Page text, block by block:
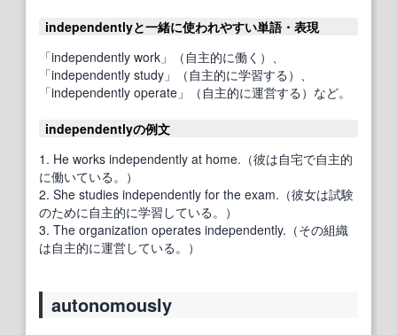
independentlyと一緒に使われやすい単語・表現
「independently work」（自主的に働く）、
「independently study」（自主的に学習する）、
「independently operate」（自主的に運営する）など。
independentlyの例文
1. He works independently at home.（彼は自宅で自主的
に働いている。）
2. She studies independently for the exam.（彼女は試験
のために自主的に学習している。）
3. The organization operates independently.（その組織
は自主的に運営している。）
autonomously